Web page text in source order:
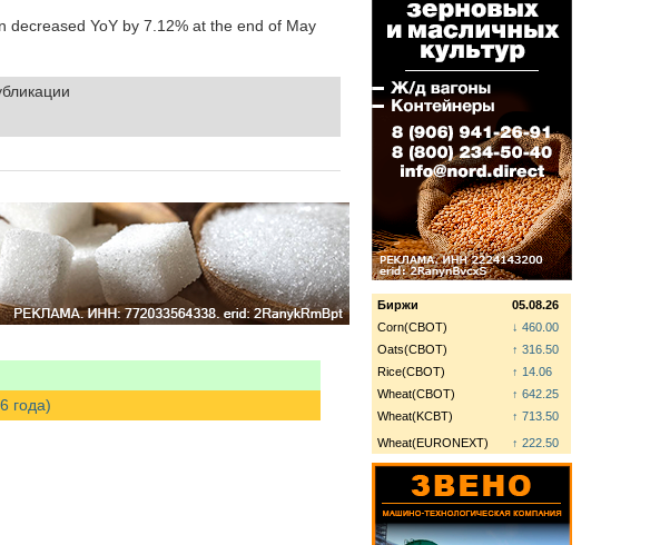
decreased YoY by 7.12% at the end of May
года)
Биржи
05.08.26
Corn(CBOT)
↓ 460.00
Oats(CBOT)
↑ 316.50
Rice(CBOT)
↑ 14.06
Wheat(CBOT)
↑ 642.25
Wheat(KCBT)
↑ 713.50
Wheat(EURONEXT)
↑ 222.50